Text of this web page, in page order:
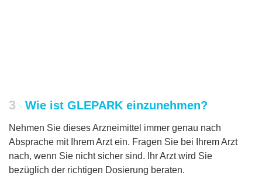
3 Wie ist GLEPARK einzunehmen?
Nehmen Sie dieses Arzneimittel immer genau nach
Absprache mit Ihrem Arzt ein. Fragen Sie bei Ihrem Arzt
nach, wenn Sie nicht sicher sind. Ihr Arzt wird Sie
bezüglich der richtigen Dosierung beraten.